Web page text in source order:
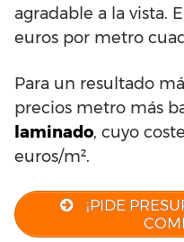
agradable a la vista.
euros por metro
Para un resultado
precios metro más
laminado, cuyo
euros/m².
¡PIDE